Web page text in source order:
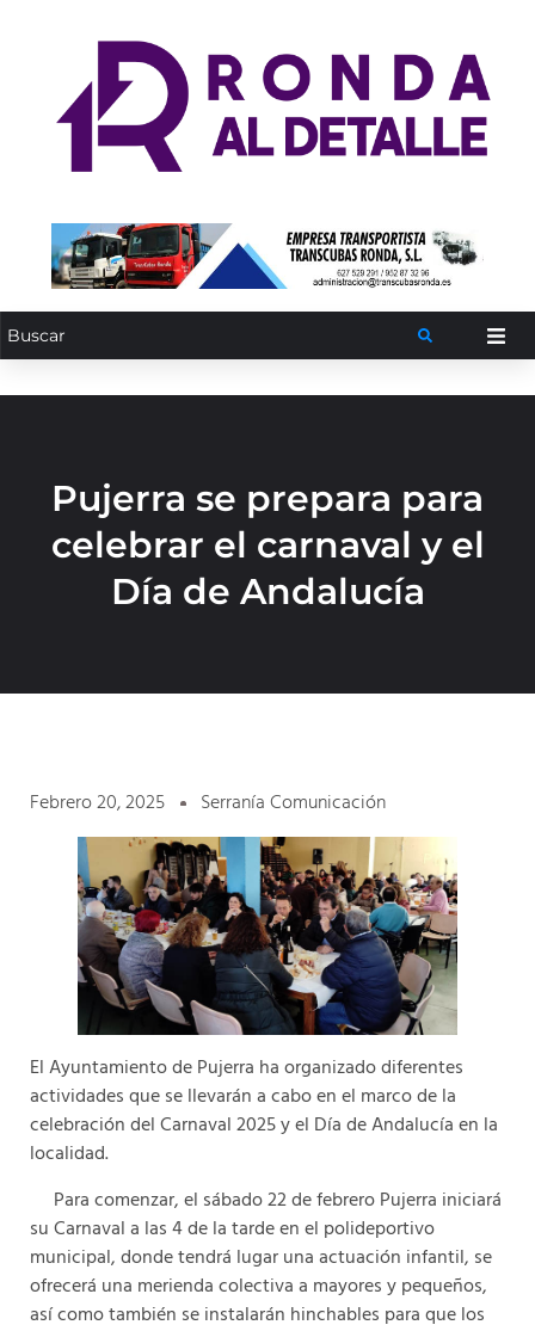
Pujerra se prepara para
celebrar el carnaval y el
Día de Andalucía
Febrero 20, 2025 Serranía Comunicación
El Ayuntamiento de Pujerra ha organizado diferentes
actividades que se llevarán a cabo en el marco de la
celebración del Carnaval 2025 y el Día de Andalucía en la
localidad.
Para comenzar, el sábado 22 de febrero Pujerra iniciará
su Carnaval a las 4 de la tarde en el polideportivo
municipal, donde tendrá lugar una actuación infantil, se
ofrecerá una merienda colectiva a mayores y pequeños,
así como también se instalarán hinchables para que los